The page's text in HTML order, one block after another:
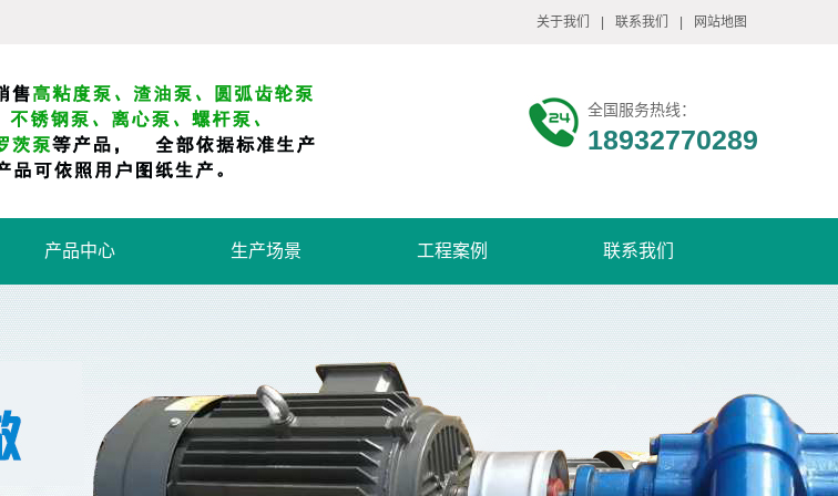
关于我们 联系我们 网站地图
全国服务热线：
18932770289
产品中心 生产场景 工程案例 联系我们